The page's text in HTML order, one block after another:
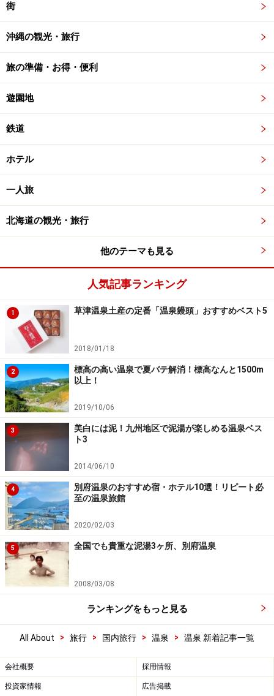
街
沖縄の観光・旅行
旅の準備・お得・便利
遊園地
鉄道
ホテル
一人旅
北海道の観光・旅行
他のテーマも見る
人気記事ランキング
1 草津温泉土産の定番「温泉饅頭」おすすめベスト5
2018/01/18
2
標高の高い温泉で夏バテ解消！標高なんと1500m
以上！
2019/10/06
3
美白には泥！九州地区で泥湯が楽しめる温泉ベス
ト3
2014/06/10
4
別府温泉のおすすめ宿・ホテル10選！リピート必
至の温泉旅館
2020/02/03
5 全国でも貴重な泥湯3ヶ所、別府温泉
2008/03/08
ランキングをもっと見る
All About > 旅行 > 国内旅行 > 温泉 > 温泉 新着記事一覧
会社概要 採用情報
投資家情報 広告掲載